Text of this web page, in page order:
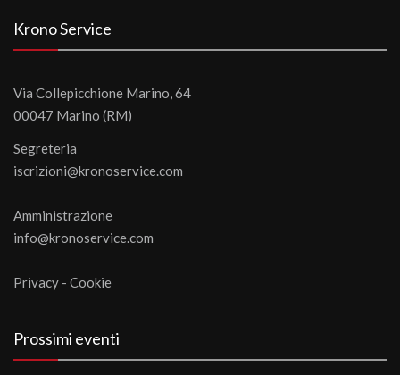
Krono Service
Via Collepicchione Marino, 64
00047 Marino (RM)
Segreteria
iscrizioni@kronoservice.com
Amministrazione
info@kronoservice.com
Privacy - Cookie
Prossimi eventi